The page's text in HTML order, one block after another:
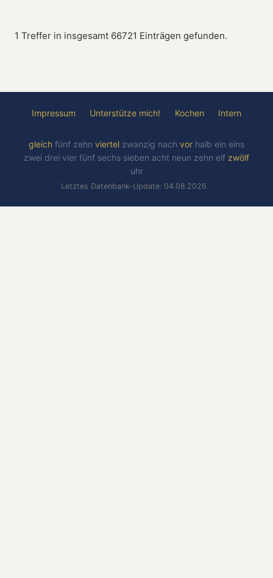
1 Treffer in insgesamt 66721 Einträgen gefunden.
Impressum Unterstütze mich! Kochen Intern
gleich fünf zehn viertel zwanzig nach vor halb ein eins
zwei drei vier fünf sechs sieben acht neun zehn elf zwölf
uhr
Letztes Datenbank-Update: 04.08.2026